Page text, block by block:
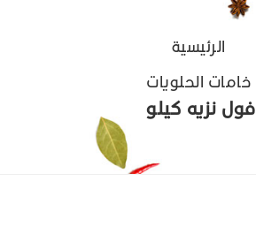
الرئيسية
خامات الحلويات
فول نزيه كيلو